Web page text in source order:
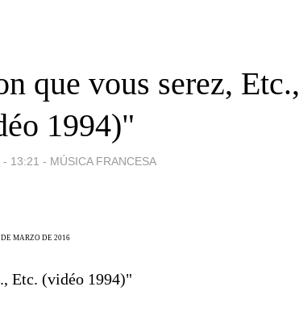
que vous serez, Etc.,
1994)"
13:21 - MÚSICA FRANCESA
MARZO DE 2016
Etc. (vidéo 1994)"